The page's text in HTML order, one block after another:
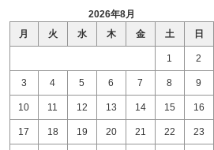
2026年8月
月
火 水 木 金 土 日
1 2
3 4 5 6 7 8 9
10 11 12 13 14 15 16
17 18 19 20 21 22 23